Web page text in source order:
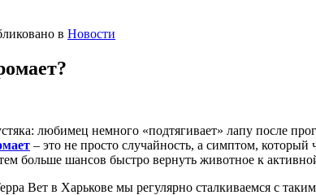
в Новости
любимец немного «подтягивает» лапу после
– это не просто случайность, а симптом,
больше шансов быстро вернуть животное к
Вет в Харькове мы регулярно сталкиваемся с